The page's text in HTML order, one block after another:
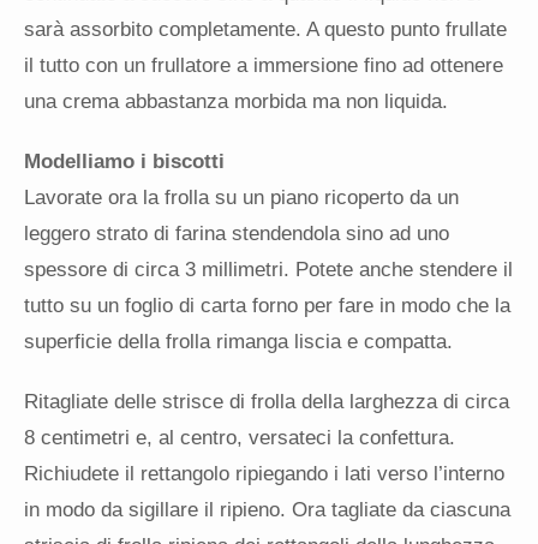
sarà assorbito completamente. A questo punto frullate
il tutto con un frullatore a immersione fino ad ottenere
una crema abbastanza morbida ma non liquida.
Modelliamo i biscotti
Lavorate ora la frolla su un piano ricoperto da un
leggero strato di farina stendendola sino ad uno
spessore di circa 3 millimetri. Potete anche stendere il
tutto su un foglio di carta forno per fare in modo che la
superficie della frolla rimanga liscia e compatta.
Ritagliate delle strisce di frolla della larghezza di circa
8 centimetri e, al centro, versateci la confettura.
Richiudete il rettangolo ripiegando i lati verso l’interno
in modo da sigillare il ripieno. Ora tagliate da ciascuna